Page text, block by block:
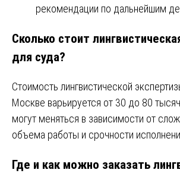
рекомендации по дальнейшим
Сколько стоит
для суда?
Стоимость лингвистической
Москве варьируется от 30 до 80
могут меняться в зависимости от
объема работы и срочности
Где и как можно заказать